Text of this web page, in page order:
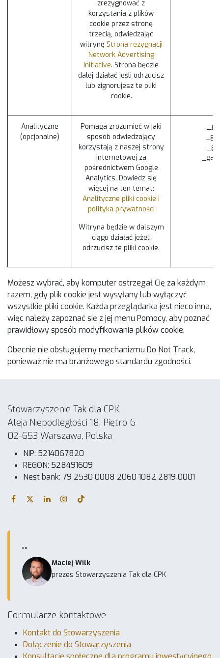
zrezygnować z
korzystania z plików
cookie przez stronę
trzecią, odwiedzając
witrynę Strona rezygnacji
Network Advertising
Initiative. Strona będzie
dalej działać jeśli odrzucisz
lub zignorujesz te pliki
cookie.
Analityczne
(opcjonalne)
Pomaga zrozumieć w jaki
sposób odwiedzający
korzystają z naszej strony
internetowej za
pośrednictwem Google
Analytics. Dowiedz się
więcej na ten temat:
Analityczne pliki cookie i
polityka prywatności
Witryna będzie w dalszym
ciągu działać jeżeli
odrzucisz te pliki cookie.
Możesz wybrać, aby komputer ostrzegał Cię za każdym
razem, gdy plik cookie jest wysyłany lub wyłączyć
wszystkie pliki cookie. Każda przeglądarka jest nieco inna,
więc należy zapoznać się z jej menu Pomocy, aby poznać
prawidłowy sposób modyfikowania plików cookie.
Obecnie nie obsługujemy mechanizmu Do Not Track,
ponieważ nie ma branżowego standardu zgodności.
Stowarzyszenie Tak dla CPK
Aleja Niepodległości 18, Piętro 6
02-653 Warszawa, Polska
NIP: 5214067820
REGON: 528491609
Nest bank: 79 2530 0008 2060 1082 2819 0001
""
Maciej Wilk
prezes Stowarzyszenia Tak dla CPK
Formularze kontaktowe
Kontakt do Stowarzyszenia
Dołączenie do Stowarzyszenia